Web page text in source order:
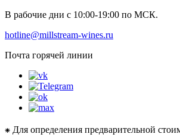
В рабочие дни с 10:00-19:00 по МСК.
hotline@millstream-wines.ru
Почта горячей линии
⁕ Для определения предварительной